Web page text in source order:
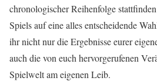
chronologischer Reihenfolge
Spiels auf eine alles entscheidende
ihr nicht nur die Ergebnisse eurer
auch die von euch hervorgerufenen
Spielwelt am eigenen Leib.